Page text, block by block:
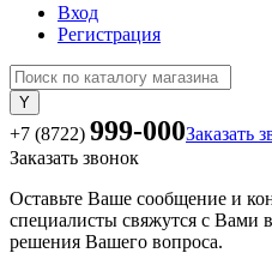
Вход
Регистрация
+7 (8722) 999-000Заказать
Заказать звонок
Оставьте Ваше сообщение и
специалисты свяжутся с Вами
решения Вашего вопроса.